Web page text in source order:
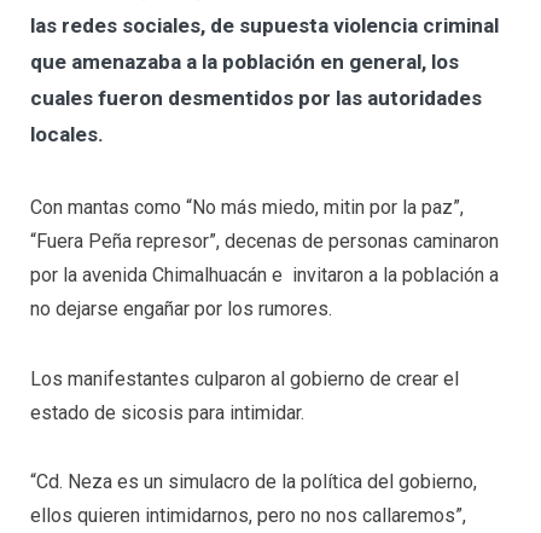
las redes sociales, de supuesta violencia criminal
que amenazaba a la población en general, los
cuales fueron desmentidos por las autoridades
locales.
Con mantas como “No más miedo, mitin por la paz”,
“Fuera Peña represor”, decenas de personas caminaron
por la avenida Chimalhuacán e invitaron a la población a
no dejarse engañar por los rumores.
Los manifestantes culparon al gobierno de crear el
estado de sicosis para intimidar.
“Cd. Neza es un simulacro de la política del gobierno,
ellos quieren intimidarnos, pero no nos callaremos”,